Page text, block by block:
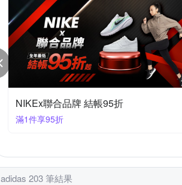
NIKEx聯合品牌 結帳95折
滿1件享95折
adidas 203 筆結果